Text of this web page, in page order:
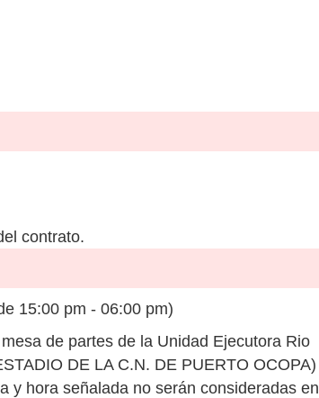
contrato.
15:00 pm - 06:00 pm)
de partes de la Unidad Ejecutora Rio
DE LA C.N. DE PUERTO OCOPA)
y hora señalada no serán consideradas en